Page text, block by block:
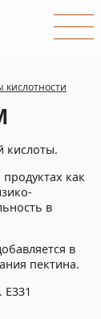
кислотности
кислоты.
как
в
в
пектина.